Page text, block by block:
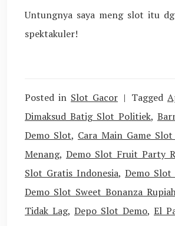
Untungnya saya meng slot itu
spektakuler!
Posted in Slot Gacor Tagged
Dimaksud Batig Slot Politiek,
Demo Slot, Cara Main Game Slot
Menang, Demo Slot Fruit Party
Slot Gratis Indonesia, Demo
Demo Slot Sweet Bonanza
Tidak Lag, Depo Slot Demo, El